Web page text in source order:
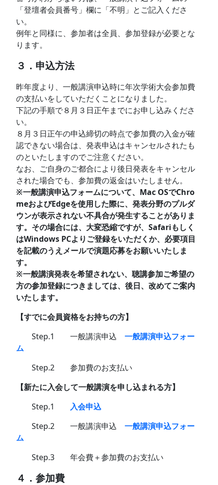
「登壇者会員番号」欄に「不明」とご記入くださ
い。
例年と同様に、参加者は全員、参加登録が必要とな
ります。
３．申込方法
昨年度より、一般講演申込時に年次学術大会参加費
の支払いをしていただくことになりました。
下記の手順で８月３日正午までにお申し込みくださ
い。
８月３日正午の申込締切の時点で参加費の入金が確
認できない場合は、発表申込はキャンセルされたも
のといたしますのでご注意ください。
なお、ご自身のご都合により後日発表をキャンセル
された場合でも、参加費の返金はいたしません。
※一般講演申込フォームについて、Mac OSでChro
meおよびEdgeを使用した際に、発表分野のプルダ
ウンが表示されない不具合が発生することがありま
す。その場合には、大変恐縮ですが、Safariもしく
はWindows PCよりご登録をいただくか、必要項目
を記載のうえメールで演題応募をお願いいたしま
す。
※一般講演発表を希望されない、聴講参加ご希望の
方の参加登録につきましては、後日、改めてご案内
いたします。
【すでに会員資格をお持ちの方】
Step.1 一般講演申込一般講演申込フォー
ム
Step.2 参加費のお支払い
【新たに入会して一般講演を申し込まれる方】
Step.1 入会申込
Step.2 一般講演申込一般講演申込フォー
ム
Step.3 年会費＋参加費のお支払い
４．参加費